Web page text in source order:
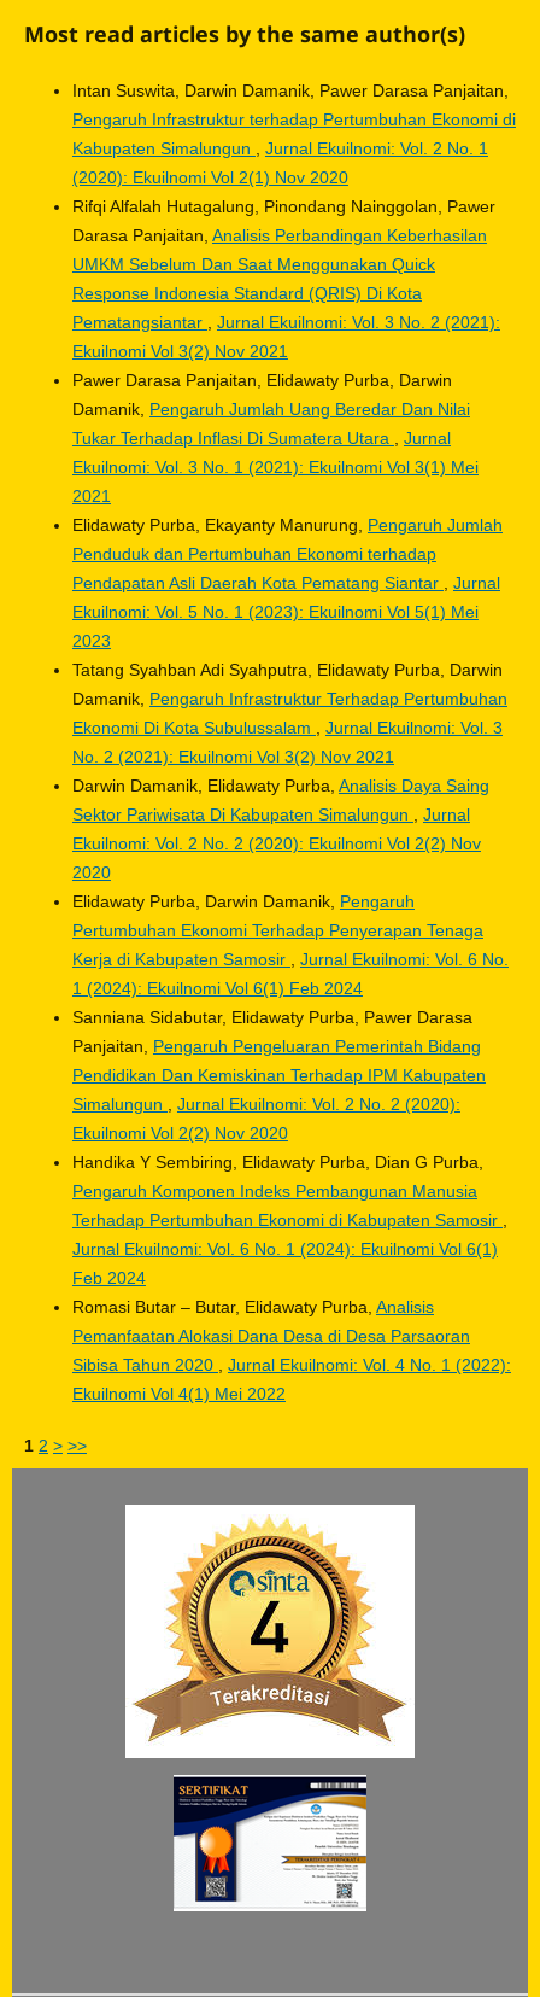
Most read articles by the same author(s)
Intan Suswita, Darwin Damanik, Pawer Darasa Panjaitan,
Pengaruh Infrastruktur terhadap Pertumbuhan Ekonomi di
Kabupaten Simalungun , Jurnal Ekuilnomi: Vol. 2 No. 1
(2020): Ekuilnomi Vol 2(1) Nov 2020
Rifqi Alfalah Hutagalung, Pinondang Nainggolan, Pawer
Darasa Panjaitan, Analisis Perbandingan Keberhasilan
UMKM Sebelum Dan Saat Menggunakan Quick
Response Indonesia Standard (QRIS) Di Kota
Pematangsiantar , Jurnal Ekuilnomi: Vol. 3 No. 2 (2021):
Ekuilnomi Vol 3(2) Nov 2021
Pawer Darasa Panjaitan, Elidawaty Purba, Darwin
Damanik, Pengaruh Jumlah Uang Beredar Dan Nilai
Tukar Terhadap Inflasi Di Sumatera Utara , Jurnal
Ekuilnomi: Vol. 3 No. 1 (2021): Ekuilnomi Vol 3(1) Mei
2021
Elidawaty Purba, Ekayanty Manurung, Pengaruh Jumlah
Penduduk dan Pertumbuhan Ekonomi terhadap
Pendapatan Asli Daerah Kota Pematang Siantar , Jurnal
Ekuilnomi: Vol. 5 No. 1 (2023): Ekuilnomi Vol 5(1) Mei
2023
Tatang Syahban Adi Syahputra, Elidawaty Purba, Darwin
Damanik, Pengaruh Infrastruktur Terhadap Pertumbuhan
Ekonomi Di Kota Subulussalam , Jurnal Ekuilnomi: Vol. 3
No. 2 (2021): Ekuilnomi Vol 3(2) Nov 2021
Darwin Damanik, Elidawaty Purba, Analisis Daya Saing
Sektor Pariwisata Di Kabupaten Simalungun , Jurnal
Ekuilnomi: Vol. 2 No. 2 (2020): Ekuilnomi Vol 2(2) Nov
2020
Elidawaty Purba, Darwin Damanik, Pengaruh
Pertumbuhan Ekonomi Terhadap Penyerapan Tenaga
Kerja di Kabupaten Samosir , Jurnal Ekuilnomi: Vol. 6 No.
1 (2024): Ekuilnomi Vol 6(1) Feb 2024
Sanniana Sidabutar, Elidawaty Purba, Pawer Darasa
Panjaitan, Pengaruh Pengeluaran Pemerintah Bidang
Pendidikan Dan Kemiskinan Terhadap IPM Kabupaten
Simalungun , Jurnal Ekuilnomi: Vol. 2 No. 2 (2020):
Ekuilnomi Vol 2(2) Nov 2020
Handika Y Sembiring, Elidawaty Purba, Dian G Purba,
Pengaruh Komponen Indeks Pembangunan Manusia
Terhadap Pertumbuhan Ekonomi di Kabupaten Samosir ,
Jurnal Ekuilnomi: Vol. 6 No. 1 (2024): Ekuilnomi Vol 6(1)
Feb 2024
Romasi Butar – Butar, Elidawaty Purba, Analisis
Pemanfaatan Alokasi Dana Desa di Desa Parsaoran
Sibisa Tahun 2020 , Jurnal Ekuilnomi: Vol. 4 No. 1 (2022):
Ekuilnomi Vol 4(1) Mei 2022
1 2 > >>